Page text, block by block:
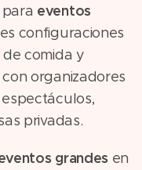
eventos
configuraciones
de comida y
organizadores
privadas.
grandes en